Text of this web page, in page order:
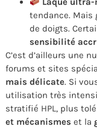
tendance. Mais
de doigts.
sensibilité
C’est d’ailleurs une
forums et sites
mais délicate. Si
utilisation très
stratifié HPL, plus
et mécanismes et la